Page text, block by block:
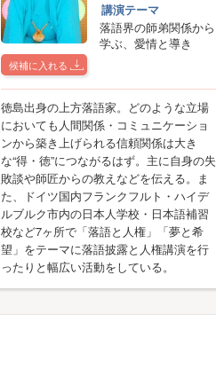
候補に入れる
講演テーマ
落語界の師弟関係から
学ぶ、愛情と導き
徳島出身の上方落語家。どのような立場
においても人間関係・コミュニケーショ
ンから築き上げられる信頼関係は大き
な“得・徳”につながるはず。主に自身の失
敗談や師匠からの教えなどを伝える。ま
た、ドイツ国内フランクフルト・ハイデ
ルブルク市内の日本人学校・日本語補習
校など7ヶ所で「落語と人権」「夢と希
望」をテーマに落語披露と人権講演を行
ったりと幅広い活動をしている。